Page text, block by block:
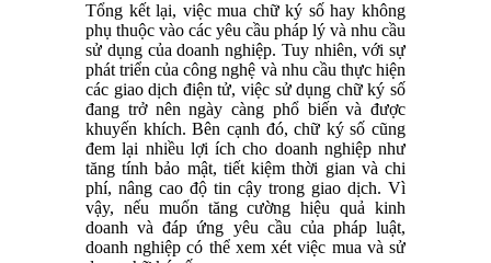
Tổng kết lại, việc mua chữ ký số hay không
phụ thuộc vào các yêu cầu pháp lý và nhu cầu
sử dụng của doanh nghiệp. Tuy nhiên, với sự
phát triển của công nghệ và nhu cầu thực hiện
các giao dịch điện tử, việc sử dụng chữ ký số
đang trở nên ngày càng phổ biến và được
khuyến khích. Bên cạnh đó, chữ ký số cũng
đem lại nhiều lợi ích cho doanh nghiệp như
tăng tính bảo mật, tiết kiệm thời gian và chi
phí, nâng cao độ tin cậy trong giao dịch. Vì
vậy, nếu muốn tăng cường hiệu quả kinh
doanh và đáp ứng yêu cầu của pháp luật,
doanh nghiệp có thể xem xét việc mua và sử